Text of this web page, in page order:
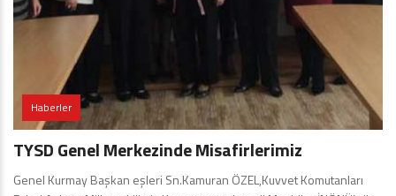
Haberler
TYSD Genel Merkezinde Misafirlerimiz
Genel Kurmay Başkan eşleri Sn.Kamuran ÖZEL,Kuvvet Komutanları